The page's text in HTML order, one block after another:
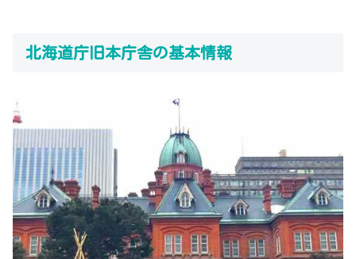
北海道庁旧本庁舎の基本情報